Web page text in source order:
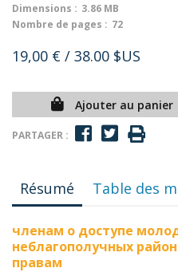
Dimensions : 3.86 MB
Nombre de pages : 72
19,00 € / 38.00 $US
Ajouter au panier
PARTAGER :
Résumé Table des
членам о доступе
неблагополучных
правам